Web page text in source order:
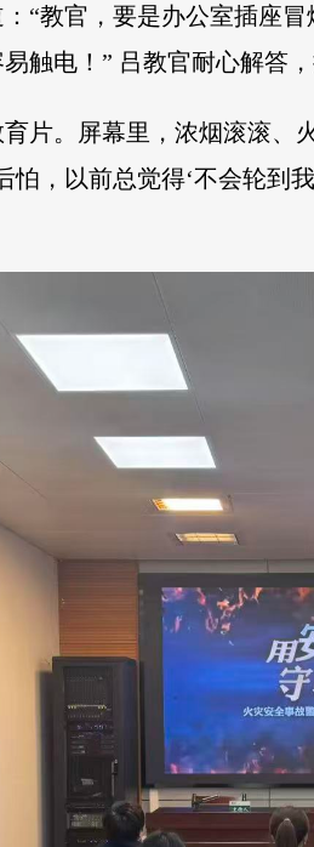
“教官，要是办公室插座
触电！” 吕教官耐心解答
片。屏幕里，浓烟滚滚
，以前总觉得‘不会轮到